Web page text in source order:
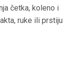
četka, koleno i
ruke ili prstiju